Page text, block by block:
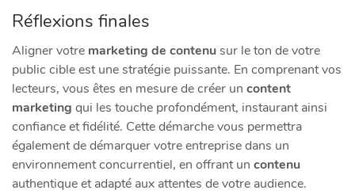
Réflexions finales
Aligner votre marketing de contenusur le ton de votre
public cible est une stratégie puissante. En comprenant vos
lecteurs, vous êtes en mesure de créer un content
marketing qui les touche profondément, instaurant ainsi
confiance et fidélité. Cette démarche vous permettra
également de démarquer votre entreprise dans un
environnement concurrentiel, en offrant un contenu
authentique et adapté aux attentes de votre audience.